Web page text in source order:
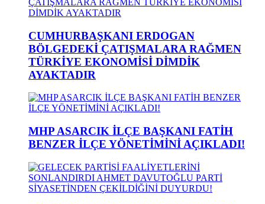
CUMHURBAŞKANI ERDOGAN
BÖLGEDEKİ ÇATIŞMALARA RAĞMEN
TÜRKİYE EKONOMİSİ DİMDİK
AYAKTADIR
MHP ASARCIK İLÇE BAŞKANI FATİH
BENZER İLÇE YÖNETİMİNİ AÇIKLADI!